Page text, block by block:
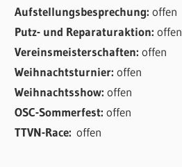
Aufstellungsbesprechung:offen
Putz- und Reparaturaktion:offen
Vereinsmeisterschaften:offen
Weihnachtsturnier:offen
Weihnachtsshow:offen
OSC-Sommerfest:offen
TTVN-Race:offen